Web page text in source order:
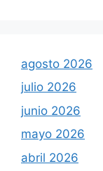
agosto 2026
julio 2026
junio 2026
mayo 2026
abril 2026